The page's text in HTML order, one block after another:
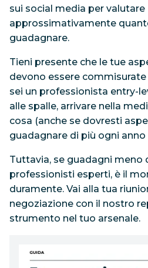
sui social media per valutare
approssimativamente
guadagnare.
Tieni presente che le tue
devono essere commisurate
sei un professionista entry-
alle spalle, arrivare nella
cosa (anche se dovresti
guadagnare di più ogni anno
Tuttavia, se guadagni meno
professionisti esperti, è il
duramente. Vai alla tua
negoziazione con il nostro
strumento nel tuo arsenale.